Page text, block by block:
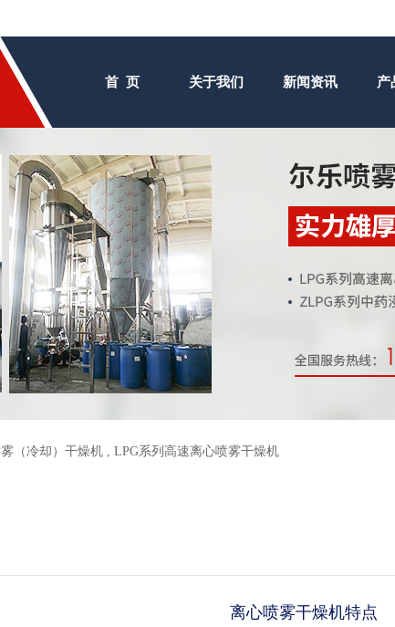
首 页 关于我们 新闻资讯 产
（冷却）干燥机 , LPG系列高速离心喷雾干燥机
离心喷雾干燥机特点